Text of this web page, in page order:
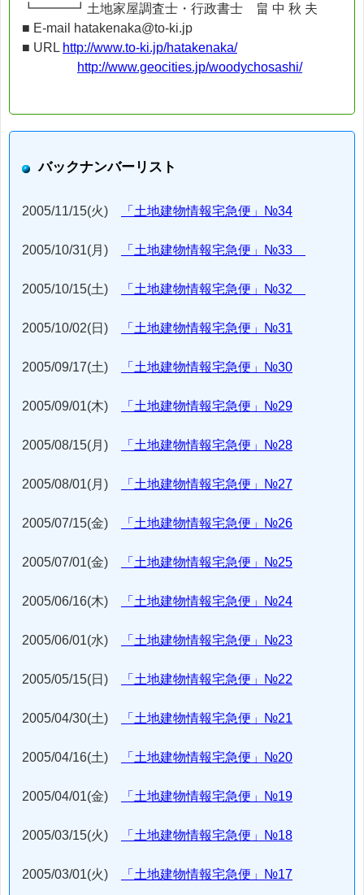
┗━━━┛土地家屋調査士・行政書士 畠 中 秋 夫
■ E-mail hatakenaka@to-ki.jp
■ URL http://www.to-ki.jp/hatakenaka/
http://www.geocities.jp/woodychosashi/
バックナンバーリスト
2005/11/15(火) 「土地建物情報宅急便」№34
2005/10/31(月) 「土地建物情報宅急便」№33
2005/10/15(土) 「土地建物情報宅急便」№32
2005/10/02(日) 「土地建物情報宅急便」№31
2005/09/17(土) 「土地建物情報宅急便」№30
2005/09/01(木) 「土地建物情報宅急便」№29
2005/08/15(月) 「土地建物情報宅急便」№28
2005/08/01(月) 「土地建物情報宅急便」№27
2005/07/15(金) 「土地建物情報宅急便」№26
2005/07/01(金) 「土地建物情報宅急便」№25
2005/06/16(木) 「土地建物情報宅急便」№24
2005/06/01(水) 「土地建物情報宅急便」№23
2005/05/15(日) 「土地建物情報宅急便」№22
2005/04/30(土) 「土地建物情報宅急便」№21
2005/04/16(土) 「土地建物情報宅急便」№20
2005/04/01(金) 「土地建物情報宅急便」№19
2005/03/15(火) 「土地建物情報宅急便」№18
2005/03/01(火) 「土地建物情報宅急便」№17